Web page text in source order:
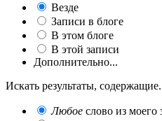
Везде
Записи в блоге
В этом блоге
В этой записи
Дополнительно...
Искать результаты,
Любое слово из моего